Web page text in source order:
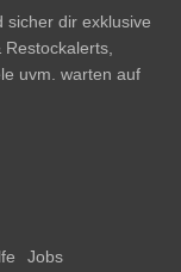
sicher dir exklusive
uvm. warten auf
Jobs